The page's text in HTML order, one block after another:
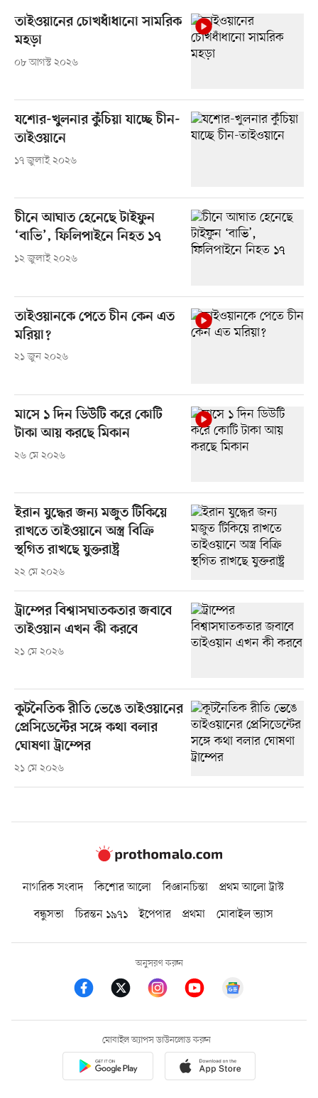
তাইওয়ানের চোখধাঁধানো সামরিক
মহড়া
০৮ আগস্ট ২০২৬
যশোর-খুলনার কুঁচিয়া যাচ্ছে চীন-
তাইওয়ানে
১৭ জুলাই ২০২৬
চীনে আঘাত হেনেছে টাইফুন
‘বাভি’, ফিলিপাইনে নিহত ১৭
১২ জুলাই ২০২৬
তাইওয়ানকে পেতে চীন কেন এত
মরিয়া?
২১ জুন ২০২৬
মাসে ১ দিন ডিউটি করে কোটি
টাকা আয় করছে মিকান
২৬ মে ২০২৬
ইরান যুদ্ধের জন্য মজুত টিকিয়ে
রাখতে তাইওয়ানে অস্ত্র বিক্রি
স্থগিত রাখছে যুক্তরাষ্ট্র
২২ মে ২০২৬
ট্রাম্পের বিশ্বাসঘাতকতার জবাবে
তাইওয়ান এখন কী করবে
২১ মে ২০২৬
কূটনৈতিক রীতি ভেঙে তাইওয়ানের
প্রেসিডেন্টের সঙ্গে কথা বলার
ঘোষণা ট্রাম্পের
২১ মে ২০২৬
নাগরিক সংবাদ কিশোর আলো বিজ্ঞানচিন্তা
প্রথম আলো ট্রাস্ট
বন্ধুসভা
চিরন্তন ১৯৭১ ইপেপার প্রথমা মোবাইল ভ্যাস
অনুসরণ করুন
মোবাইল অ্যাপস ডাউনলোড করুন